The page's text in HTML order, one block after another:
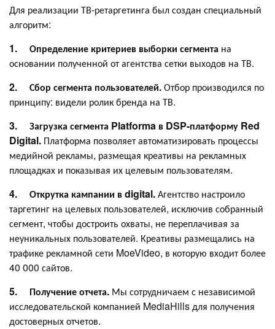
Для реализации ТВ-ретаргетинга был создан специальный
алгоритм:
1.
Определение критериев выборки сегмента на
основании полученной от агентства сетки выходов на ТВ.
2.
Сбор сегмента пользователей.Отбор производился по
принципу: видели ролик бренда на ТВ.
3.
Загрузка сегмента Platforma в DSP-платформу Red
Digital. Платформа позволяет автоматизировать процессы
медийной рекламы, размещая креативы на рекламных
площадках и показывая их целевым пользователям.
4.
Открутка кампании в digital.Агентство настроило
таргетинг на целевых пользователей, исключив собранный
сегмент, чтобы достроить охваты, не переплачивая за
неуникальных пользователей. Креативы размещались на
трафике рекламной сети MoeVideo, в которую входит более
40 000 сайтов.
5.
Получение отчета. Мы сотрудничаем с независимой
исследовательской компанией MediaHills для получения
достоверных отчетов.